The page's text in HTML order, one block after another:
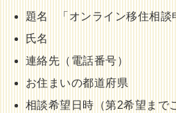
題名 「オンライン移住相談
氏名
連絡先（電話番号）
お住まいの都道府県
相談希望日時（第2希望まで